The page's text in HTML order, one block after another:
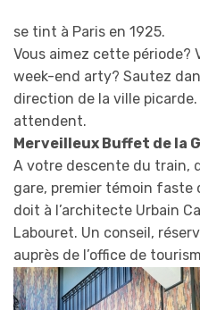
se tint à Paris en 1925.
Vous aimez cette période?
week-end arty? Sautez
direction de la ville
attendent.
Merveilleux Buffet de la
A votre descente du train,
gare, premier témoin faste
doit à l’architecte Urbain
Labouret. Un conseil,
auprès de l’office de tourism